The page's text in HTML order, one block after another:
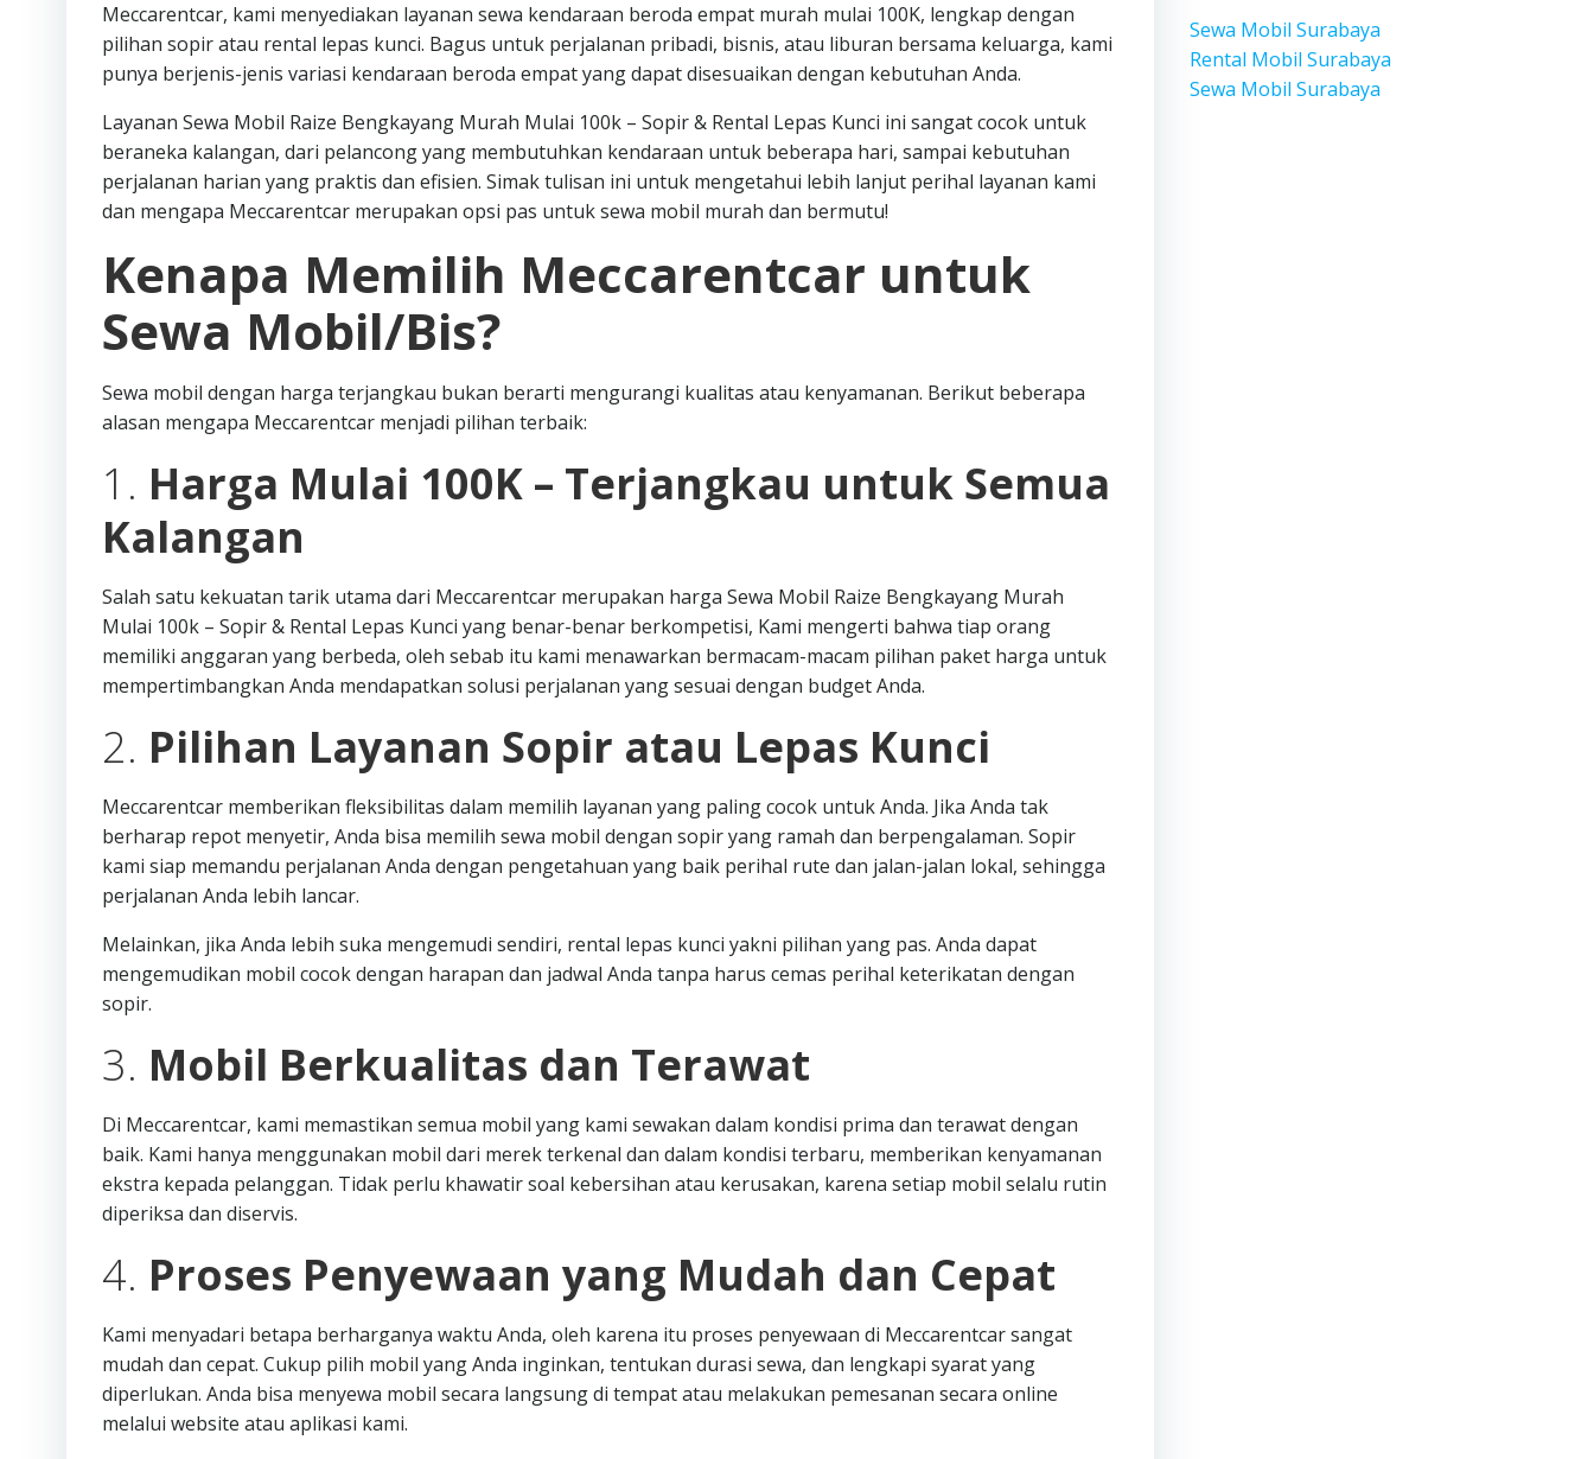
Meccarentcar, kami menyediakan layanan sewa kendaraan beroda empat murah mulai 100K, lengkap dengan
pilihan sopir atau rental lepas kunci. Bagus untuk perjalanan pribadi, bisnis, atau liburan bersama keluarga, kami
punya berjenis-jenis variasi kendaraan beroda empat yang dapat disesuaikan dengan kebutuhan Anda.
Layanan Sewa Mobil Raize Bengkayang Murah Mulai 100k – Sopir & Rental Lepas Kunci ini sangat cocok untuk
beraneka kalangan, dari pelancong yang membutuhkan kendaraan untuk beberapa hari, sampai kebutuhan
perjalanan harian yang praktis dan efisien. Simak tulisan ini untuk mengetahui lebih lanjut perihal layanan kami
dan mengapa Meccarentcar merupakan opsi pas untuk sewa mobil murah dan bermutu!
Kenapa Memilih Meccarentcar untuk
Sewa Mobil/Bis?
Sewa mobil dengan harga terjangkau bukan berarti mengurangi kualitas atau kenyamanan. Berikut beberapa
alasan mengapa Meccarentcar menjadi pilihan terbaik:
1. Harga Mulai 100K – Terjangkau untuk Semua
Kalangan
Salah satu kekuatan tarik utama dari Meccarentcar merupakan harga Sewa Mobil Raize Bengkayang Murah
Mulai 100k – Sopir & Rental Lepas Kunci yang benar-benar berkompetisi, Kami mengerti bahwa tiap orang
memiliki anggaran yang berbeda, oleh sebab itu kami menawarkan bermacam-macam pilihan paket harga untuk
mempertimbangkan Anda mendapatkan solusi perjalanan yang sesuai dengan budget Anda.
2. Pilihan Layanan Sopir atau Lepas Kunci
Meccarentcar memberikan fleksibilitas dalam memilih layanan yang paling cocok untuk Anda. Jika Anda tak
berharap repot menyetir, Anda bisa memilih sewa mobil dengan sopir yang ramah dan berpengalaman. Sopir
kami siap memandu perjalanan Anda dengan pengetahuan yang baik perihal rute dan jalan-jalan lokal, sehingga
perjalanan Anda lebih lancar.
Melainkan, jika Anda lebih suka mengemudi sendiri, rental lepas kunci yakni pilihan yang pas. Anda dapat
mengemudikan mobil cocok dengan harapan dan jadwal Anda tanpa harus cemas perihal keterikatan dengan
sopir.
3. Mobil Berkualitas dan Terawat
Di Meccarentcar, kami memastikan semua mobil yang kami sewakan dalam kondisi prima dan terawat dengan
baik. Kami hanya menggunakan mobil dari merek terkenal dan dalam kondisi terbaru, memberikan kenyamanan
ekstra kepada pelanggan. Tidak perlu khawatir soal kebersihan atau kerusakan, karena setiap mobil selalu rutin
diperiksa dan diservis.
4. Proses Penyewaan yang Mudah dan Cepat
Kami menyadari betapa berharganya waktu Anda, oleh karena itu proses penyewaan di Meccarentcar sangat
mudah dan cepat. Cukup pilih mobil yang Anda inginkan, tentukan durasi sewa, dan lengkapi syarat yang
diperlukan. Anda bisa menyewa mobil secara langsung di tempat atau melakukan pemesanan secara online
melalui website atau aplikasi kami.
Sewa Mobil Surabaya
Rental Mobil Surabaya
Sewa Mobil Surabaya